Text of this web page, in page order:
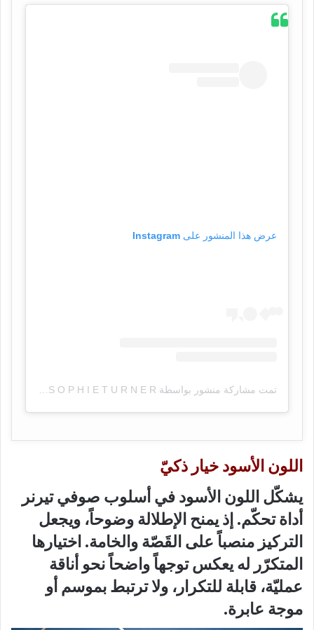
عرض هذا المنشور على Instagram
تمت مشاركة منشور بواسطة ‏‎S O P H I E T U R N E R‎‏ (@‏‎sophiet‎‏)
اللون الأسود خيار ذكيّ
يشكّل اللون الأسود في أسلوب صوفي تيرنر
أداة تحكّم. إذ يمنح الإطلالة وضوحاً، ويجعل
التركيز منصباً على القَصّة والخامة. اختيارها
المتكرّر له يعكس توجهاً واضحاً نحو أناقة
عمليّة، قابلة للتكرار، ولا ترتبط بموسم أو
موجة عابرة.